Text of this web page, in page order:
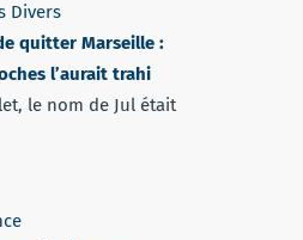
Divers
quitter Marseille :
l’aurait trahi
le nom de Jul était